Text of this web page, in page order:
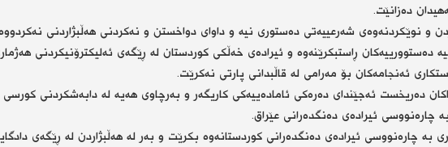
ده‌زانێت.
و نوێكردنه‌وه‌ی شه‌رعییه‌تی ده‌ستوری نیه‌ و داوای دواخستن و نه‌كردنی هه‌ڵبژاردنی
ده‌ستوورییه‌كان ڕاستبكرێنه‌وه‌ و ئیراده‌ی خه‌ڵكی كوردستان له‌ ڕێگه‌ی ئه‌لیكترۆنیكردنی
ئه‌نجامه‌كان بۆ مه‌رامی له‌ قاڵبدانی پارتی نه‌كرێت.
ده‌ریخست ئه‌جێندای ده‌ره‌كی ئاماده‌ییه‌كی كاریگه‌ر و به‌رچاوی هه‌یه‌ له‌ دابه‌شكردنی كورسی
چاره‌نووسی ئیراده‌ی ده‌نگده‌رانی عێراق.
به‌ چاره‌نووسی ئیراده‌ی ده‌نگده‌رانی كوردستانه‌وه‌ بكرێت و به‌ر له‌ هه‌ڵبژاردن له‌ ڕێگه‌ی